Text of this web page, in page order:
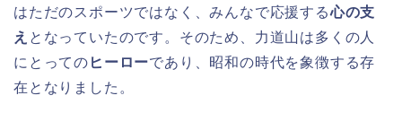
はただのスポーツではなく、みんなで応援する心の支
え となっていたのです。そのため、力道山は多くの人
にとっての ヒーローであり、昭和の時代を象徴する存
在となりました。